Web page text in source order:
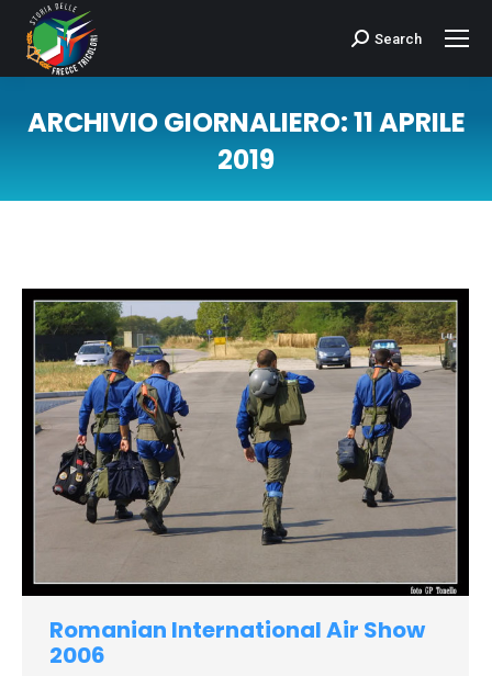
Cerca:Search
ARCHIVIO GIORNALIERO:11 APRILE
2019
Romanian International Air Show
2006